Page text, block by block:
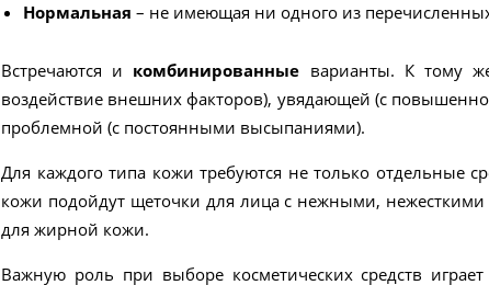
Нормальная – не имеющая ни одного из
Встречаются и комбинированные варианты. К тому
воздействие внешних факторов), увядающей (с
проблемной (с постоянными высыпаниями).
Для каждого типа кожи требуются не только отдельные
кожи подойдут щеточки для лица с нежными,
для жирной кожи.
Важную роль при выборе косметических средств